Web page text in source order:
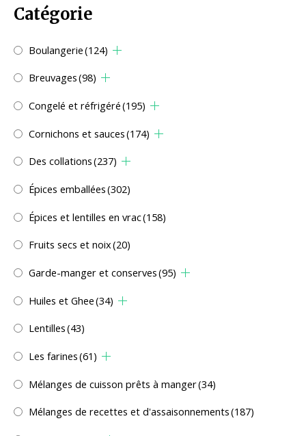
Catégorie
Boulangerie(124)
Breuvages(98)
Congelé et réfrigéré(195)
Cornichons et sauces(174)
Des collations(237)
Épices emballées(302)
Épices et lentilles en vrac(158)
Fruits secs et noix(20)
Garde-manger et conserves(95)
Huiles et Ghee(34)
Lentilles(43)
Les farines(61)
Mélanges de cuisson prêts à manger(34)
Mélanges de recettes et d'assaisonnements(187)